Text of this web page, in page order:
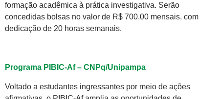
formação acadêmica à prática investigativa. Serão
concedidas bolsas no valor de R$ 700,00 mensais, com
dedicação de 20 horas semanais.
Programa PIBIC-Af – CNPq/Unipampa
Voltado a estudantes ingressantes por meio de ações